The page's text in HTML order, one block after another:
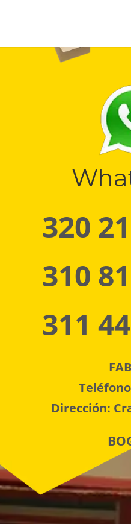
320
310
311
Dirección: